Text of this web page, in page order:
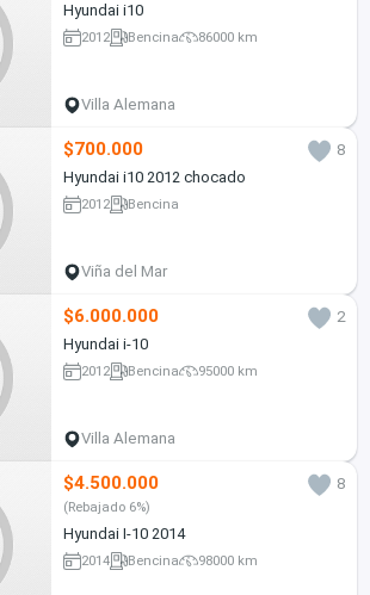
Hyundai i10
2012 Bencina 86000 km
Villa Alemana
$700.000
8
Hyundai i10 2012 chocado
2012 Bencina
Viña del Mar
$6.000.000
2
Hyundai i-10
2012 Bencina 95000 km
Villa Alemana
$4.500.000 8
(Rebajado 6%)
Hyundai I-10 2014
2014 Bencina 98000 km